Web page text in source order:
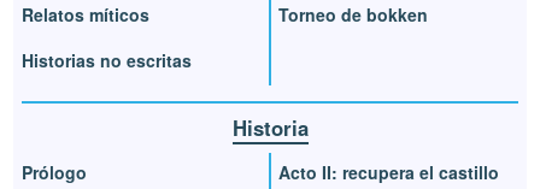
Relatos míticos
Historias no escritas
Torneo de bokken
Historia
Prólogo
Acto II: recupera el castillo